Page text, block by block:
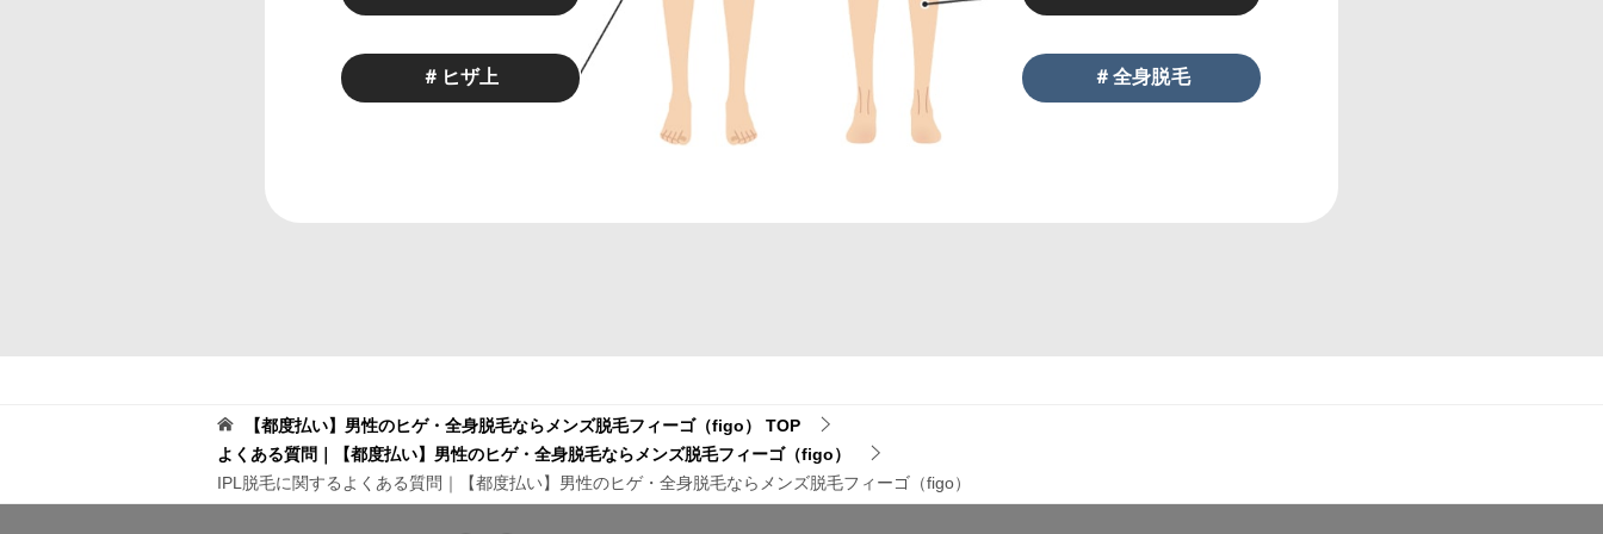
＃ヒザ上 ＃全身脱毛
【都度払い】男性のヒゲ・全身脱毛ならメンズ脱毛フィーゴ（figo）
TOP
よくある質問｜【都度払い】男性のヒゲ・全身脱毛ならメンズ脱毛フィーゴ（figo）
IPL脱毛に関するよくある質問｜【都度払い】男性のヒゲ・全身脱毛ならメンズ脱毛フィーゴ（figo）